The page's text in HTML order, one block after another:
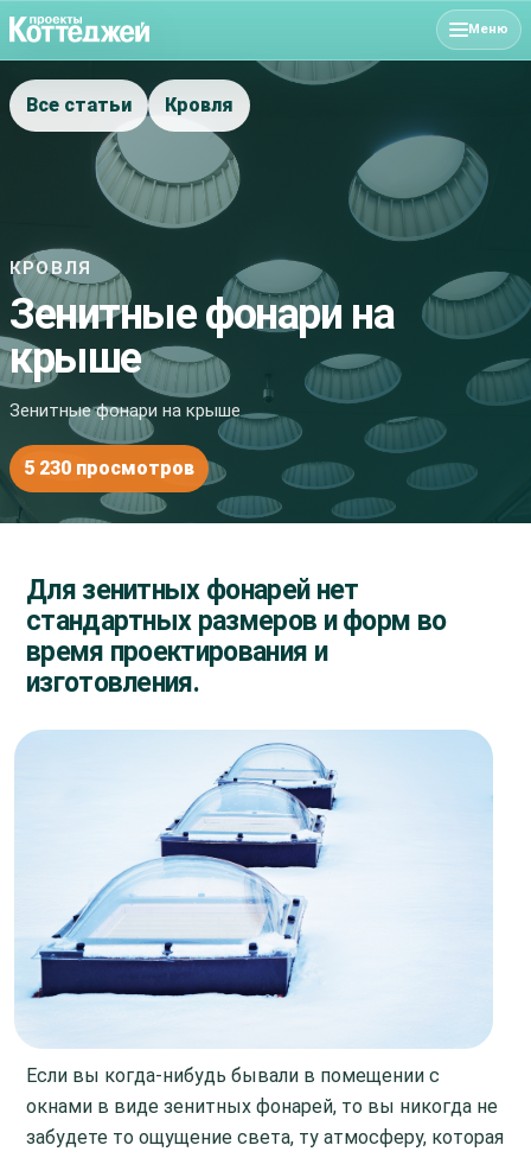
Меню
Все статьи Кровля
КРОВЛЯ
Зенитные фонари на
крыше
Зенитные фонари на крыше
5 230 просмотров
Для зенитных фонарей нет
стандартных размеров и форм во
время проектирования и
изготовления.
Если вы когда-нибудь бывали в помещении с
окнами в виде зенитных фонарей, то вы никогда не
забудете то ощущение света, ту атмосферу, которая